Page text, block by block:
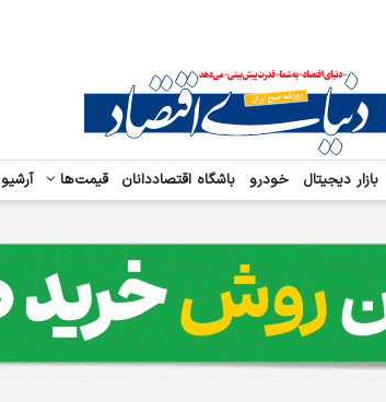
بازار دیجیتال خودرو باشگاه اقتصاددانان قیمت‌ها آرشیو